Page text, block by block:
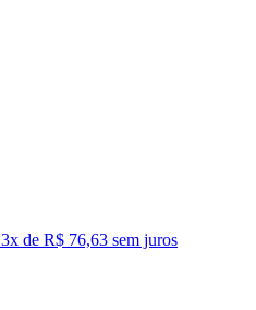
3x de R$ 76,63 sem juros